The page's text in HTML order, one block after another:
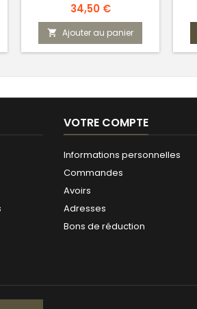
Prix
34,50 €
 Ajouter au panier
VOTRE COMPTE
Informations personnelles
Commandes
Avoirs
Adresses
Bons de réduction